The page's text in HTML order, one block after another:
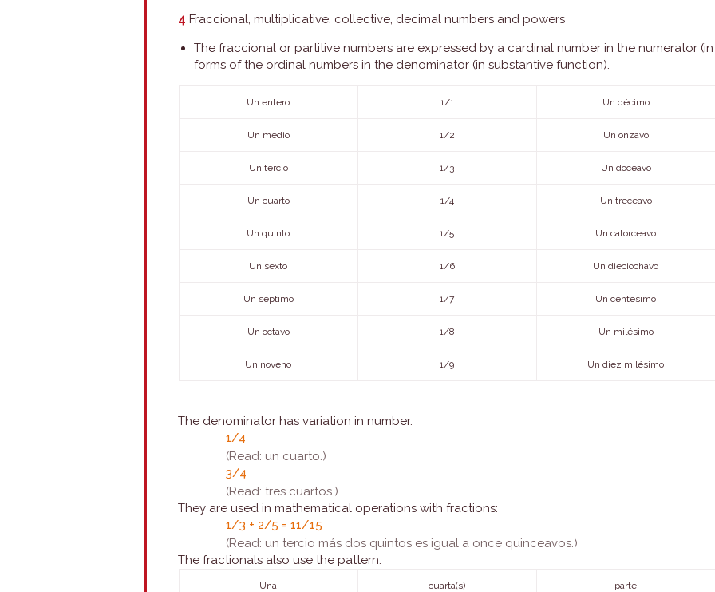
4 Fraccional, multiplicative, collective, decimal numbers and powers
The fraccional or partitive numbers are expressed by a cardinal number in the numerator
forms of the ordinal numbers in the denominator (in substantive function).
Un entero 1/1 Un décimo
Un medio 1/2 Un onzavo
Un tercio 1/3 Un doceavo
Un cuarto 1/4 Un treceavo
Un quinto 1/5 Un catorceavo
Un sexto 1/6 Un dieciochavo
Un séptimo 1/7 Un centésimo
Un octavo 1/8 Un milésimo
Un noveno 1/9 Un diez milésimo
The denominator has variation in number.
1/4
(Read: un cuarto.)
3/4
(Read: tres cuartos.)
They are used in mathematical operations with fractions:
1/3 + 2/5 = 11/15
(Read: un tercio más dos quintos es igual a once quinceavos.)
The fractionals also use the pattern:
Una cuarta(s) parte